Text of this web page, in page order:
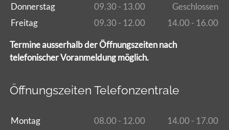
Donnerstag
09.30 - 13.00
Geschlossen
Freitag
09.30 - 12.00 14.00 - 16.00
Termine ausserhalb der Öffnungszeiten nach
telefonischer Voranmeldung möglich.
Öffnungszeiten Telefonzentrale
Montag 08.00 - 12.00
14.00 - 17.00